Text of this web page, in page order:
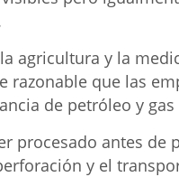
agricultura y la
razonable que las
de petróleo y
procesado antes
y el